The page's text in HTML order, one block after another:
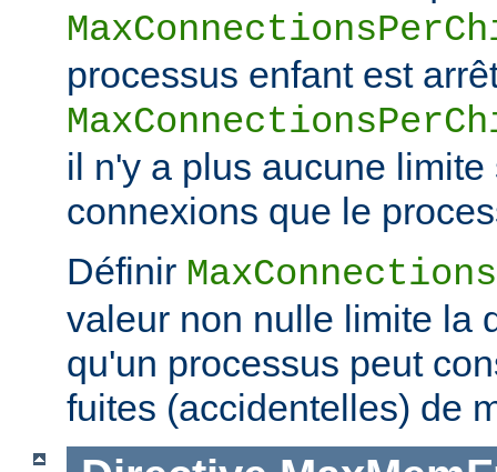
processus enfant est
il n'y a plus aucune
connexions que le
Définir
valeur non nulle limite la
qu'un processus peut
fuites (accidentelles) de